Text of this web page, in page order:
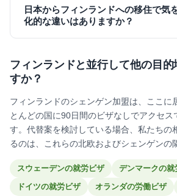
日本からフィンランドへの移住で気
化的な違いはありますか？
フィンランドと並行して他の目的
すか？
フィンランドのシェンゲン加盟は、ここに
とんどの国に90日間のビザなしでアクセス
す。代替案を検討している場合、私たちの
るのは、これらの北欧およびシェンゲンの
スウェーデンの就労ビザ
デンマークの就
ドイツの就労ビザ
オランダの労働ビザ